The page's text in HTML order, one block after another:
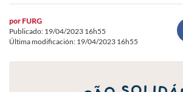
por FURG
Publicado: 19/04/2023 16h55
Última modificación: 19/04/2023 16h55